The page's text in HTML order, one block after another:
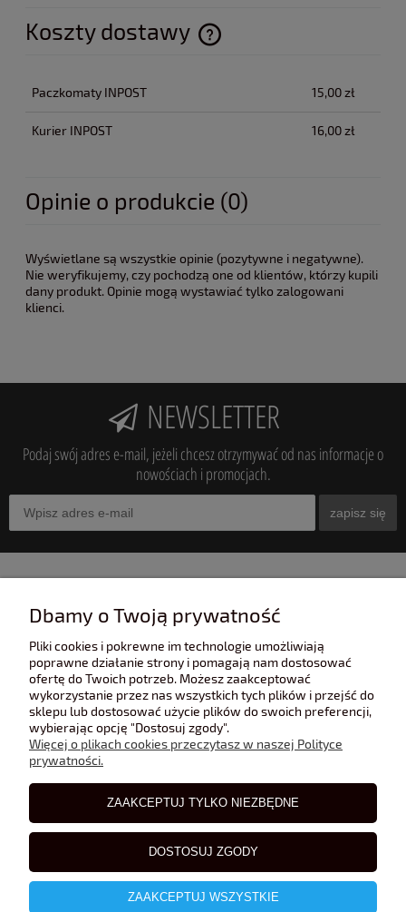
Koszty dostawy
Cena nie zawiera ewentualnych kosztów płatności
Paczkomaty INPOST 15,00 zł
Kurier INPOST 16,00 zł
Opinie o produkcie (0)
Wyświetlane są wszystkie opinie (pozytywne i negatywne).
Nie weryfikujemy, czy pochodzą one od klientów, którzy kupili
dany produkt. Opinie mogą wystawiać tylko zalogowani
klienci.
NEWSLETTER
Podaj swój adres e-mail, jeżeli chcesz otrzymywać od nas informacje o
nowościach i promocjach.
zapisz się
POMOC
POLECANE STRONY
BLOG
Dbamy o Twoją prywatność
Pliki cookies i pokrewne im technologie umożliwiają
poprawne działanie strony i pomagają nam dostosować
ofertę do Twoich potrzeb. Możesz zaakceptować
wykorzystanie przez nas wszystkich tych plików i przejść do
sklepu lub dostosować użycie plików do swoich preferencji,
wybierając opcję "Dostosuj zgody".
Więcej o plikach cookies przeczytasz w naszej Polityce
prywatności.
ZAAKCEPTUJ TYLKO NIEZBĘDNE
DOSTOSUJ ZGODY
ZAAKCEPTUJ WSZYSTKIE